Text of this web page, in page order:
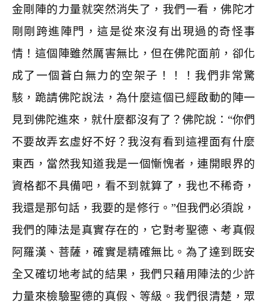
金剛陣的力量就突然消失了，我們一看，佛陀才
剛剛跨進陣門，這是從來沒有出現過的奇怪事
情！這個陣雖然厲害無比，但在佛陀面前，卻化
成了一個蒼白無力的空架子！！！我們非常驚
駭，跪請佛陀說法，為什麼這個已經啟動的陣一
見到佛陀進來，就什麼都沒有了？佛陀說：“你們
不要故弄玄虛好不好？我沒有看到這裡面有什麼
東西，當然我知道我是一個慚愧者，連開眼界的
資格都不具備吧，看不到就算了，我也不稀奇，
我還是那句話，我要的是修行。”但我們必須說，
我們的陣法是真實存在的，它對考聖德、考真假
阿羅漢、菩薩，確實是精確無比。為了達到既安
全又確切地考試的結果，我們只藉用陣法的少許
力量來檢驗聖德的真假、等級。我們很清楚，眾